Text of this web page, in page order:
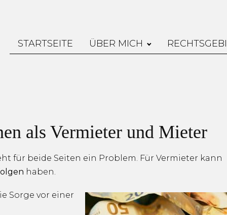
STARTSEITE ÜBER MICH
als Vermieter und Mieter
für beide Seiten ein Problem. Für Vermieter kann
haben.
Sorge vor einer